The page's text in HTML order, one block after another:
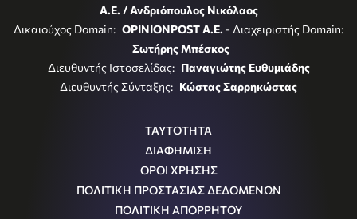
Α.Ε. / Ανδριόπουλος Νικόλαος
Δικαιούχος Domain: OPINIONPOST A.E. - Διαχειριστής Domain:
Σωτήρης Μπέσκος
Διευθυντής Ιστοσελίδας: Παναγιώτης Ευθυμιάδης
Διευθυντής Σύνταξης: Κώστας Σαρρηκώστας
ΤΑΥΤΟΤΗΤΑ
ΔΙΑΦΗΜΙΣΗ
ΟΡΟΙ ΧΡΗΣΗΣ
ΠΟΛΙΤΙΚΗ ΠΡΟΣΤΑΣΙΑΣ ΔΕΔΟΜΕΝΩΝ
ΠΟΛΙΤΙΚΗ ΑΠΟΡΡΗΤΟΥ